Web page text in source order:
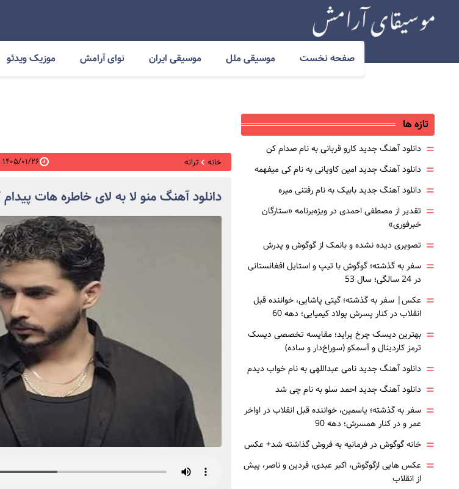
صفحه نخست موسیقی ملل موسیقی ایران نوای آرامش موزیک ویدئو
خانه ترانه ۱۴۰۵/۰۱/۲۶ ۱۵:۴۵:۴۷
دانلود آهنگ منو لا به لای خاطره هات
تازه ها
= دانلود آهنگ جدید کارو قربانی به نام صدام کن
= دانلود آهنگ جدید امین کاویانی به نام کی میفهمه
= دانلود آهنگ جدید بابیک به نام رفتنی میره
= تقدیر از مصطفی احمدی در ویژه‌برنامه «ستارگان
خبرفوری»
= تصویری دیده نشده و بانمک از گوگوش و پدرش
= سفر به گذشته؛ گوگوش با تیپ و استایل افغانستانی
در 24 سالگی؛ سال 53
= عکس| سفر به گذشته؛ گیتی پاشایی، خواننده قبل
انقلاب در کنار پسرش پولاد کیمیایی؛ دهه 60
= بهترین دیسک چرخ پراید؛ مقایسه تخصصی دیسک
ترمز کاردینال و آسمکو (سوراخ‌دار و ساده)
= دانلود آهنگ جدید نامی عبداللهی به نام خواب دیدم
= دانلود آهنگ جدید احمد سلو به نام چی شد
= سفر به گذشته؛ یاسمین، خواننده قبل انقلاب در اواخر
عمر و در کنار همسرش؛ دهه 90
= خانه گوگوش در فرمانیه به فروش گذاشته شد+ عکس
= عکس هایی ازگوگوش، اکبر عبدی، فردین و ناصر، پیش
از انقلاب